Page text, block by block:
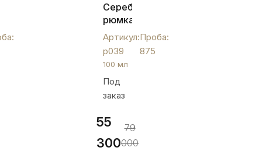
Серебряная
рюмка
с
чешуйчатым
орнаментом,
100
мл,
р039
Артикул:
р039
Проба:
875
100 мл
Под
заказ
55
300
79
000